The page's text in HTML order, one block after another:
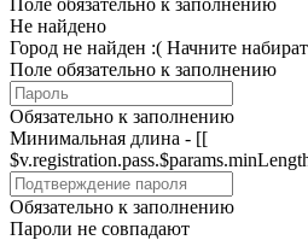
Не найдено
Город не найден :( Начните
Поле обязательно к заполнению
Обязательно к заполнению
Минимальная длина - [[
Обязательно к заполнению
Пароли не совпадают